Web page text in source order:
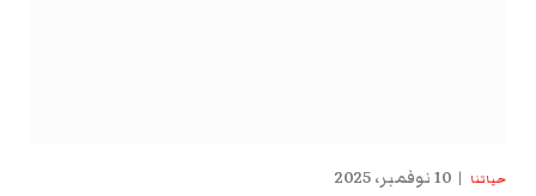
حياتنا 10 نوفمبر، 2025